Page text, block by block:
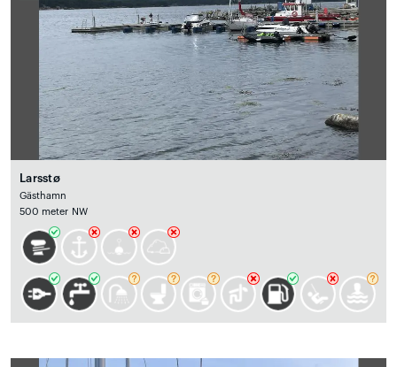
Larsstø
Gästhamn
500 meter NW